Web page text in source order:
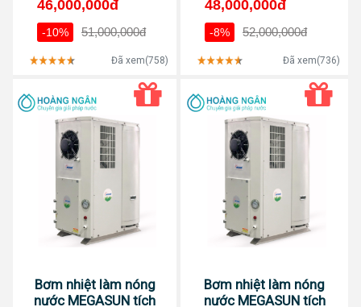
46,000,000đ
-10% 51,000,000đ
Đã xem(758)
48,000,000đ
-8% 52,000,000đ
Đã xem(736)
Bơm nhiệt làm nóng
nước MEGASUN tích
Bơm nhiệt làm nóng
nước MEGASUN tích